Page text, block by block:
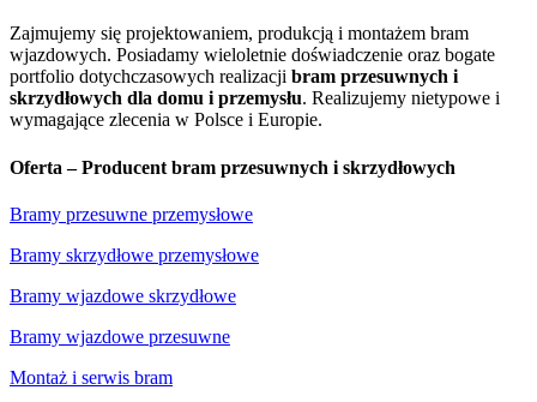
Zajmujemy się projektowaniem, produkcją i montażem bram
wjazdowych. Posiadamy wieloletnie doświadczenie oraz bogate
portfolio dotychczasowych realizacji bram przesuwnych i
skrzydłowych dla domu i przemysłu. Realizujemy nietypowe i
wymagające zlecenia w Polsce i Europie.
Oferta – Producent bram przesuwnych i skrzydłowych
Bramy przesuwne przemysłowe
Bramy skrzydłowe przemysłowe
Bramy wjazdowe skrzydłowe
Bramy wjazdowe przesuwne
Montaż i serwis bram